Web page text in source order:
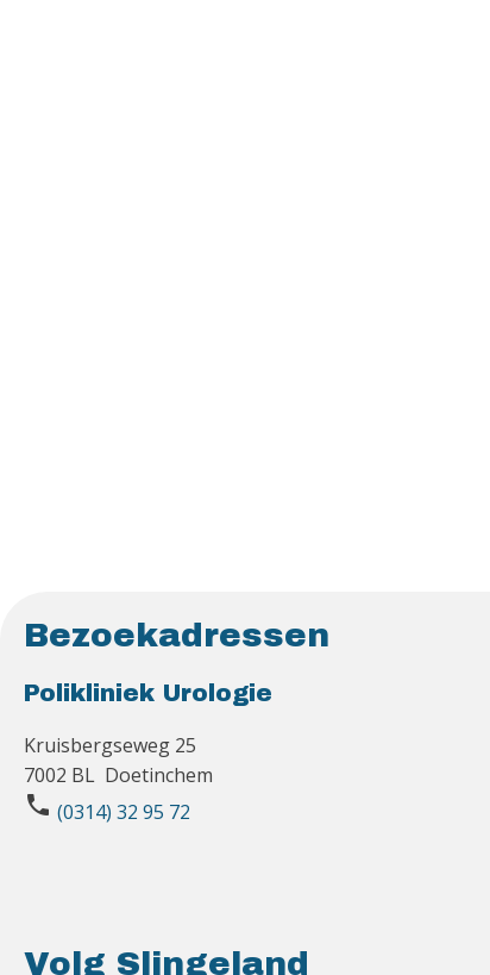
Bezoekadressen
Polikliniek Urologie
Kruisbergseweg 25
7002 BL Doetinchem
phone (0314) 32 95 72
Volg Slingeland